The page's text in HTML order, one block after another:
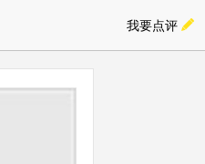
我要点评